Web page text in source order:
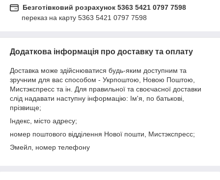
Безготівковий розрахунок 5363 5421 0797 7598
переказ на карту 5363 5421 0797 7598
Додаткова інформація про доставку та оплату
Доставка може здійснюватися будь-яким доступним та
зручним для вас способом - Укрпоштою, Новою Поштою,
Мистэкспресс та ін. Для правильної та своєчасної доставки
слід надавати наступну інформацію: Ім'я, по батькові,
прізвище;
Індекс, місто адресу;
номер поштового відділення Нової пошти, Мистэкспресс;
Эмейл, номер телефону